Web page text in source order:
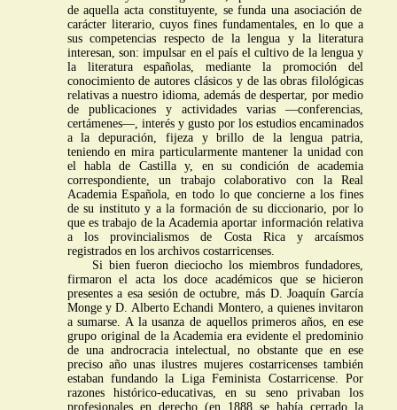
de aquella acta constituyente, se funda una asociación de
carácter literario, cuyos fines fundamentales, en lo que a
sus competencias respecto de la lengua y la literatura
interesan, son: impulsar en el país el cultivo de la lengua y
la literatura españolas, mediante la promoción del
conocimiento de autores clásicos y de las obras filológicas
relativas a nuestro idioma, además de despertar, por medio
de publicaciones y actividades varias —conferencias,
certámenes—, interés y gusto por los estudios encaminados
a la depuración, fijeza y brillo de la lengua patria,
teniendo en mira particularmente mantener la unidad con
el habla de Castilla y, en su condición de academia
correspondiente, un trabajo colaborativo con la Real
Academia Española, en todo lo que concierne a los fines
de su instituto y a la formación de su diccionario, por lo
que es trabajo de la Academia aportar información relativa
a los provincialismos de Costa Rica y arcaísmos
registrados en los archivos costarricenses.
Si bien fueron dieciocho los miembros fundadores,
firmaron el acta los doce académicos que se hicieron
presentes a esa sesión de octubre, más D. Joaquín García
Monge y D. Alberto Echandi Montero, a quienes invitaron
a sumarse. A la usanza de aquellos primeros años, en ese
grupo original de la Academia era evidente el predominio
de una androcracia intelectual, no obstante que en ese
preciso año unas ilustres mujeres costarricenses también
estaban fundando la Liga Feminista Costarricense. Por
razones histórico-educativas, en su seno privaban los
profesionales en derecho (en 1888 se había cerrado la